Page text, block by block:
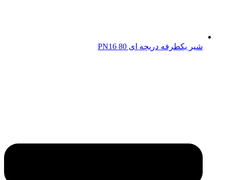
شیر یکطرفه دریچه ای 80 PN16